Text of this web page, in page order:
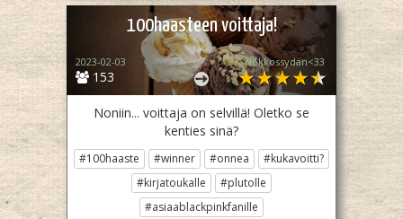
100haasteen voittaja!
153
2023-02-03 Nokkossydän<33
Noniin... voittaja on selvillä! Oletko se
kenties sinä?
#100haaste #winner #onnea
#kukavoitti?
#kirjatoukalle
#plutolle
#asiaablackpinkfanille